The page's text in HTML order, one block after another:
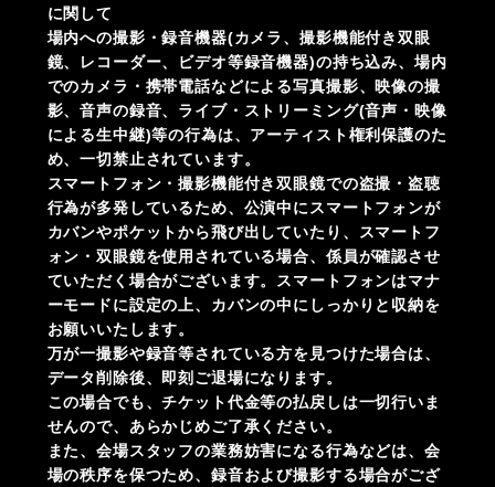
に関して
場内への撮影・録音機器(カメラ、撮影機能付き双眼
鏡、レコーダー、ビデオ等録音機器)の持ち込み、場内
でのカメラ・携帯電話などによる写真撮影、映像の撮
影、音声の録音、ライブ・ストリーミング(音声・映像
による生中継)等の行為は、アーティスト権利保護のた
め、一切禁止されています。
スマートフォン・撮影機能付き双眼鏡での盗撮・盗聴
行為が多発しているため、公演中にスマートフォンが
カバンやポケットから飛び出していたり、スマートフ
ォン・双眼鏡を使用されている場合、係員が確認させ
ていただく場合がございます。スマートフォンはマナ
ーモードに設定の上、カバンの中にしっかりと収納を
お願いいたします。
万が一撮影や録音等されている方を見つけた場合は、
データ削除後、即刻ご退場になります。
この場合でも、チケット代金等の払戻しは一切行いま
せんので、あらかじめご了承ください。
また、会場スタッフの業務妨害になる行為などは、会
場の秩序を保つため、録音および撮影する場合がござ